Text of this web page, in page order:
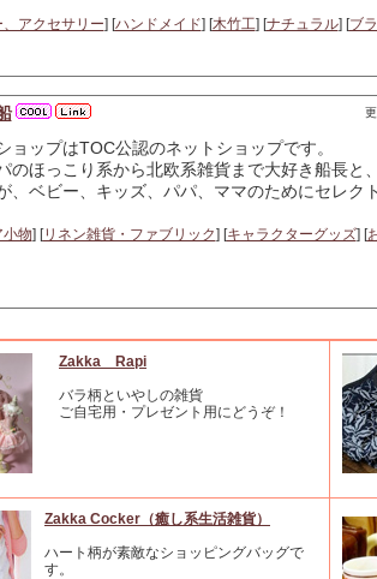
アクセサリー] [ハンドメイド] [木竹工] [ナチュラル] [ブ
ョップはTOC公認のネットショップです。
のほっこり系から北欧系雑貨まで大好き船長
、ベビー、キッズ、パパ、ママのためにセレク
物] [リネン雑貨・ファブリック] [キャラクターグッズ] [
Zakka Rapi
バラ柄といやしの雑貨
ご自宅用・プレゼント用にどうぞ！
Zakka Cocker（癒し系生活雑貨）
ハート柄が素敵なショッピングバッグで
す。